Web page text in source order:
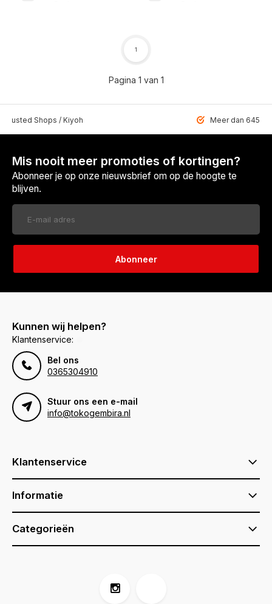
Pagina 1 van 1
1
Shops / Kiyoh Meer dan 6459
Mis nooit meer promoties of kortingen?
Abonneer je op onze nieuwsbrief om op de hoogte te
blijven.
Abonneer
Kunnen wij helpen?
Klantenservice:
Bel ons
0365304910
Stuur ons een e-mail
info@tokogembira.nl
Klantenservice
Informatie
Categorieën